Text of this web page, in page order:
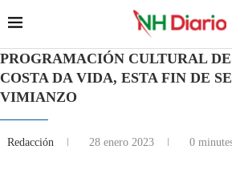
PROGRAMACIÓN CULTURAL
COSTA DA VIDA, ESTA FIN DE
VIMIANZO
Redacción 28 enero 2023 0